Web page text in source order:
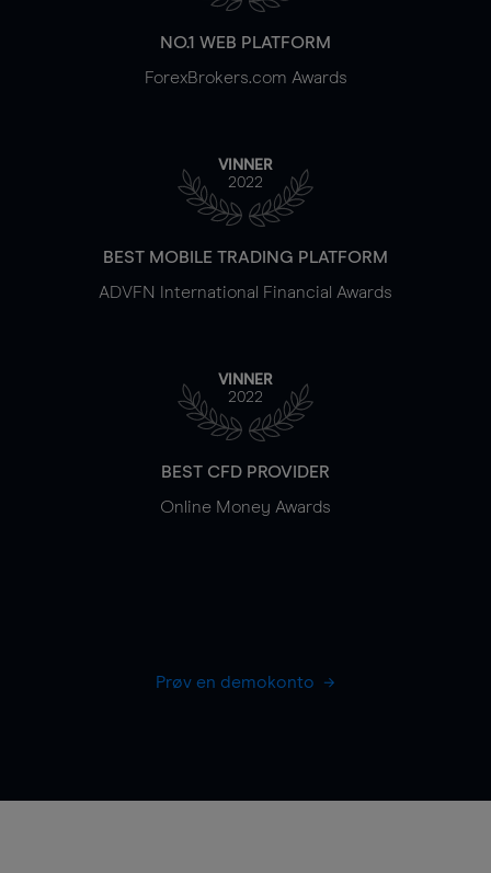
NO.1 WEB PLATFORM
ForexBrokers.com Awards
VINNER
2022
BEST MOBILE TRADING PLATFORM
ADVFN International Financial Awards
VINNER
2022
BEST CFD PROVIDER
Online Money Awards
Prøv en demokonto